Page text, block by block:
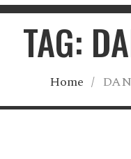
TAG:
Home /